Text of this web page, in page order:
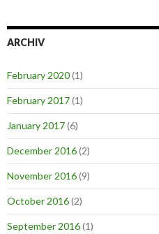
ARCHIV
February 2020(1)
February 2017(1)
January 2017(6)
December 2016(2)
November 2016(9)
October 2016(2)
September 2016(1)